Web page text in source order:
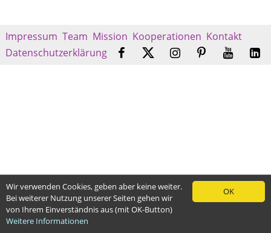
Impressum Team Mission Kooperationen Kontakt
Datenschutzerklärung
OK
Wir verwenden Cookies, geben aber keine weiter.
Bei weiterer Nutzung unserer Seiten gehen wir
von Ihrem Einverständnis aus (mit OK-Button)
Weitere Informationen